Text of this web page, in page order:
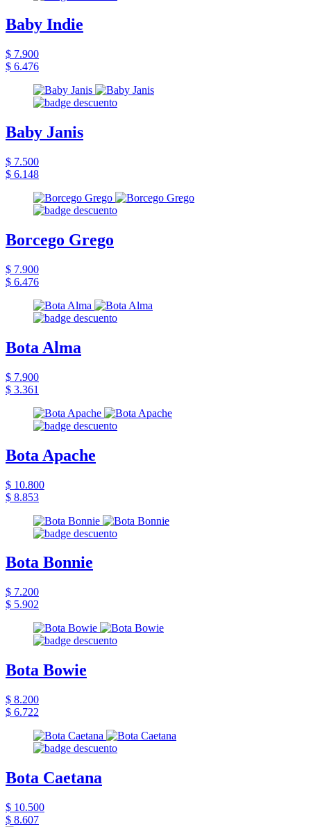
Baby Indie
$ 7.900
$ 6.476
Baby Janis
$ 7.500
$ 6.148
Borcego Grego
$ 7.900
$ 6.476
Bota Alma
$ 7.900
$ 3.361
Bota Apache
$ 10.800
$ 8.853
Bota Bonnie
$ 7.200
$ 5.902
Bota Bowie
$ 8.200
$ 6.722
Bota Caetana
$ 10.500
$ 8.607